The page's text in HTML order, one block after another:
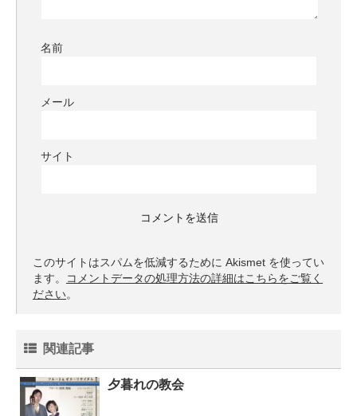
名前
メール
サイト
このサイトはスパムを低減するために Akismet を使ってい
ます。
コメントデータの処理方法の詳細はこちらをご覧く
ださい。
関連記事
夕暮れの教会